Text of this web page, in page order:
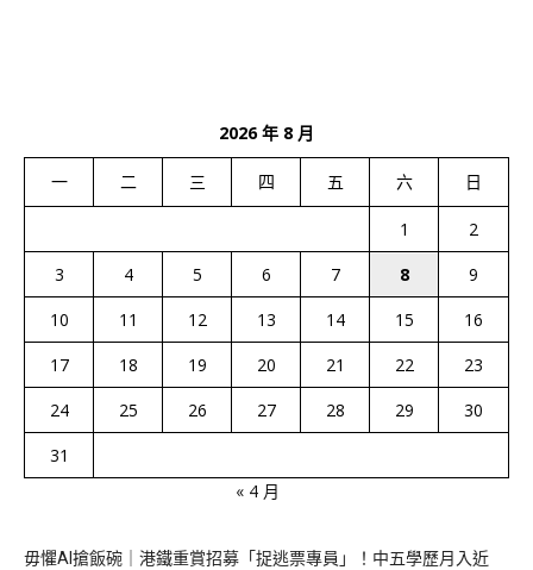
2026 年 8 月
一 二 三 四 五 六 日
1
2
3
4 5 6 7 8
9
10
11 12 13 14 15
16
17
18 19 20 21 22
23
24
25 26 27 28 29
30
31
« 4 月
毋懼AI搶飯碗｜港鐵重賞招募「捉逃票專員」！中五學歷月入近